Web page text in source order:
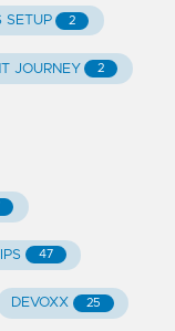
SETUP 2
JOURNEY 2
47
DEVOXX 25